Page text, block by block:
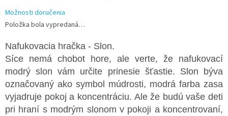
Možnosti doručenia
Položka bola vypredaná…
Nafukovacia hračka - Slon.
Síce nemá chobot hore, ale verte, že nafukovací
modrý slon vám určite prinesie šťastie. Slon býva
označovaný ako symbol múdrosti, modrá farba zasa
vyjadruje pokoj a koncentráciu. Ale že budú vaše deti
pri hraní s modrým slonom v pokoji a koncentrovaní,